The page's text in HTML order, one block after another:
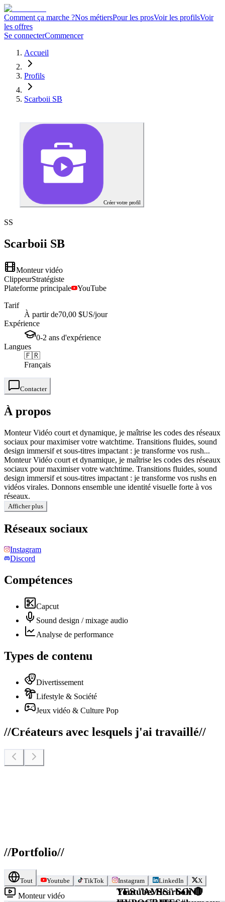
Comment ça marche ?Nos métiersPour les prosVoir les profilsVoir
les offres
Se connecterCommencer
Accueil
Profils
Scarboii SB
Créer votre profil
SS
Scarboii SB
Monteur vidéo
ClippeurStratégiste
Plateforme principale
YouTube
Tarif
À partir de70,00 $US/jour
Expérience
0-2 ans d'expérience
Langues
🇫🇷
Français
Contacter
À propos
Monteur Vidéo court et dynamique, je maîtrise les codes des réseaux
sociaux pour maximiser votre watchtime. Transitions fluides, sound
design immersif et sous-titres impactant : je transforme vos rush...
Monteur Vidéo court et dynamique, je maîtrise les codes des réseaux
sociaux pour maximiser votre watchtime. Transitions fluides, sound
design immersif et sous-titres impactant : je transforme vos rushs en
vidéos virales. Donnons ensemble une identité visuelle forte à vos
réseaux.
Afficher plus
Réseaux sociaux
Instagram
Discord
Compétences
Capcut
Sound design / mixage audio
Analyse de performance
Types de contenu
Divertissement
Lifestyle & Société
Jeux vidéo & Culture Pop
//Créateurs avec lesquels j'ai travaillé//
//Portfolio//
Tout Youtube TikTok Instagram LinkedIn X
Monteur vidéo
TES "AMIS" SONT
Youtube: Scarboii 🔴